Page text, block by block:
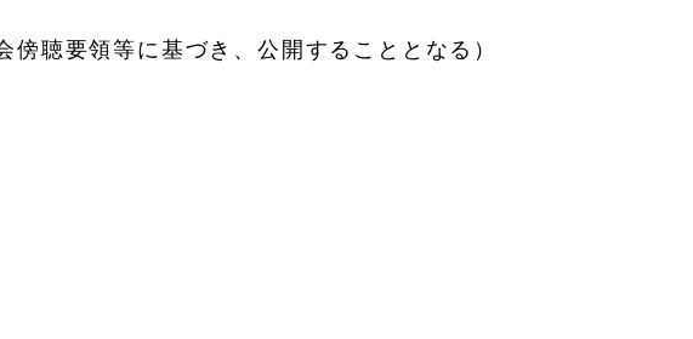
聴要領等に基づき、公開することとなる）